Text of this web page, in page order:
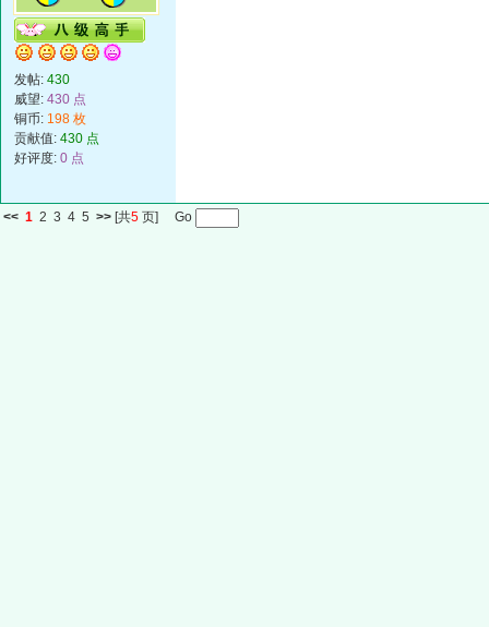
发帖: 430
威望: 430 点
铜币: 198 枚
贡献值: 430 点
好评度: 0 点
<< 1 2 3 4 5 >> [共5 页] Go